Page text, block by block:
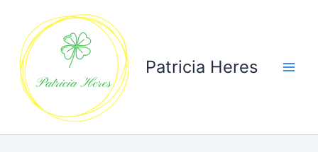
inhoud
Patricia Heres